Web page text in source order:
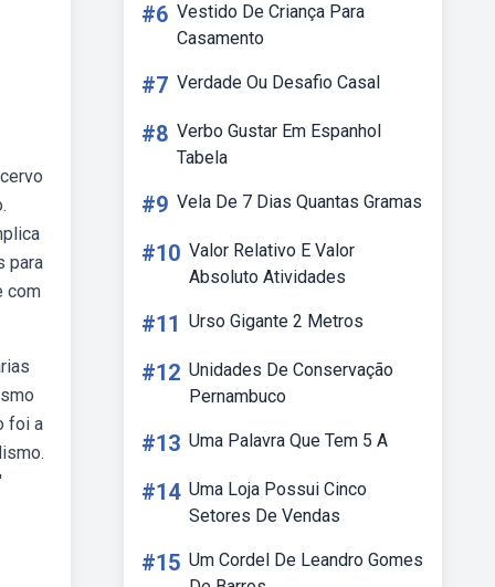
para
com
foi a
#6 Vestido De Criança Para
Casamento
#7 Verdade Ou Desafio Casal
#8 Verbo Gustar Em Espanhol
Tabela
#9 Vela De 7 Dias Quantas Gramas
#10 Valor Relativo E Valor
Absoluto Atividades
#11 Urso Gigante 2 Metros
#12 Unidades De Conservação
Pernambuco
#13 Uma Palavra Que Tem 5 A
#14 Uma Loja Possui Cinco
Setores De Vendas
#15 Um Cordel De Leandro Gomes